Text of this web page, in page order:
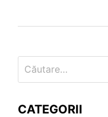
după:
CATEGORII